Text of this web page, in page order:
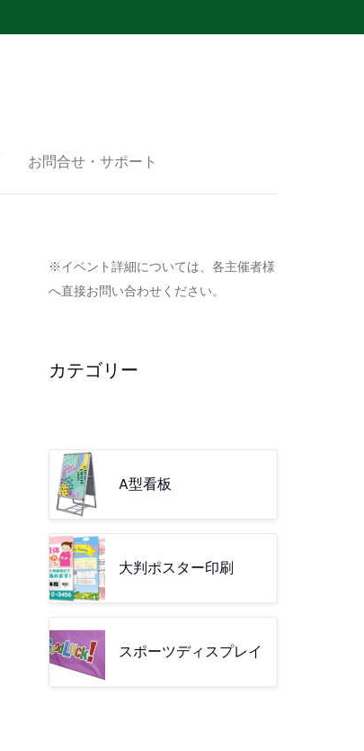
お問合せ・サポート
※イベント詳細については、各主催者様
へ直接お問い合わせください。
カテゴリー
A型看板
大判ポスター印刷
スポーツディスプレイ